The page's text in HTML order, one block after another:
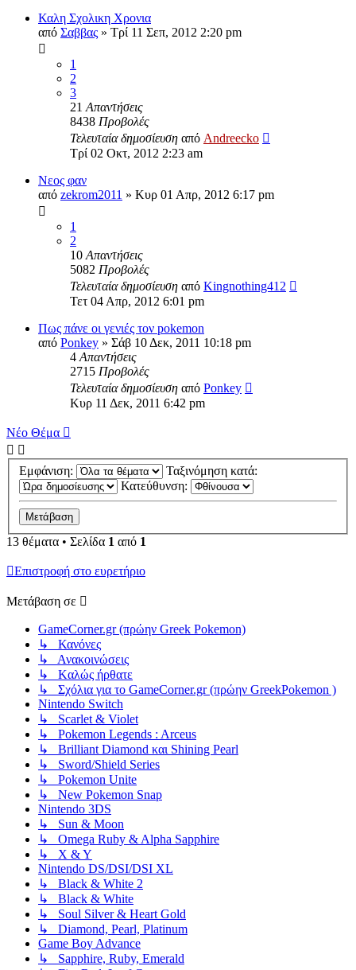
Καλη Σχολικη Χρονια
από Σαββας » Τρί 11 Σεπ, 2012 2:20 pm
1
2
3
21 Απαντήσεις
8438 Προβολές
Τελευταία δημοσίευση από Andreecko
Τρί 02 Οκτ, 2012 2:23 am
Νεος φαν
από zekrom2011 » Κυρ 01 Απρ, 2012 6:17 pm
1
2
10 Απαντήσεις
5082 Προβολές
Τελευταία δημοσίευση από Kingnothing412
Τετ 04 Απρ, 2012 6:01 pm
Πως πάνε οι γενιές τον pokemon
από Ponkey » Σάβ 10 Δεκ, 2011 10:18 pm
4 Απαντήσεις
2715 Προβολές
Τελευταία δημοσίευση από Ponkey
Κυρ 11 Δεκ, 2011 6:42 pm
Νέο Θέμα
Εμφάνιση:
Ταξινόμηση κατά:
Κατεύθυνση:
13 θέματα • Σελίδα 1 από 1
Επιστροφή στο ευρετήριο
Μετάβαση σε
GameCorner.gr (πρώην Greek Pokemon)
↳ Κανόνες
↳ Ανακοινώσεις
↳ Kαλώς ήρθατε
↳ Σχόλια για το GameCorner.gr (πρώην GreekPokemon )
Nintendo Switch
↳ Scarlet & Violet
↳ Pokemon Legends : Arceus
↳ Brilliant Diamond και Shining Pearl
↳ Sword/Shield Series
↳ Pokemon Unite
↳ New Pokemon Snap
Nintendo 3DS
↳ Sun & Moon
↳ Omega Ruby & Alpha Sapphire
↳ X & Y
Nintendo DS/DSI/DSI XL
↳ Black & White 2
↳ Black & White
↳ Soul Silver & Heart Gold
↳ Diamond, Pearl, Platinum
Game Boy Advance
↳ Sapphire, Ruby, Emerald